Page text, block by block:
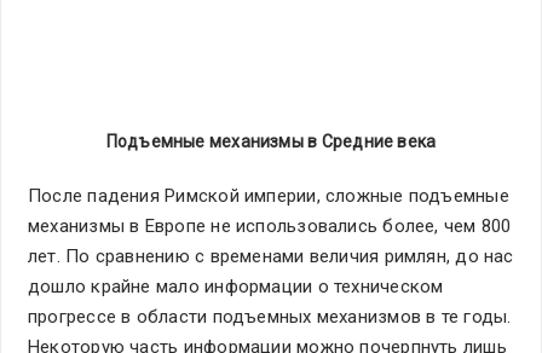
Подъемные механизмы в Средние века
После падения Римской империи, сложные подъемные
механизмы в Европе не использовались более, чем 800
лет. По сравнению с временами величия римлян, до нас
дошло крайне мало информации о техническом
прогрессе в области подъемных механизмов в те годы.
Некоторую часть информации можно почерпнуть лишь